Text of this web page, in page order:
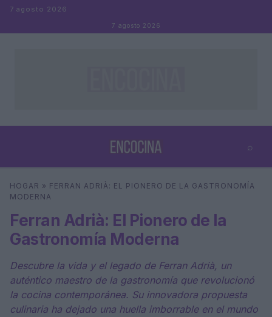
Saltar al contenido
7 agosto 2026
7 agosto 2026
⌕
Buscar ⌕ ×
HOGAR » FERRAN ADRIÀ: EL PIONERO DE LA GASTRONOMÍA
MODERNA
Ferran Adrià: El Pionero de la
Gastronomía Moderna
Descubre la vida y el legado de Ferran Adrià, un
auténtico maestro de la gastronomía que revolucionó
la cocina contemporánea. Su innovadora propuesta
culinaria ha dejado una huella imborrable en el mundo